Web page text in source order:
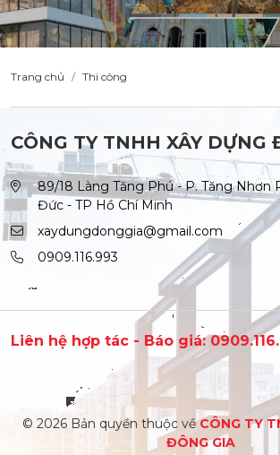
Trang chủ Thi công
CÔNG TY TNHH XÂY DỰNG
89/18 Làng Tăng Phú - P. Tăng Nhơn
Đức - TP Hồ Chí Minh
xaydungdonggia@gmail.com
0909.116.993
Liên hệ hợp tác - Báo giá:
© 2026 Bản quyền thuộc vềCÔNG TY
ĐÔNG GIA